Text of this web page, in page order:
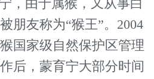
由于属猴，又从事白
朋友称为“猴王”。2004
国家级自然保护区管理
后，蒙育宁大部分时间